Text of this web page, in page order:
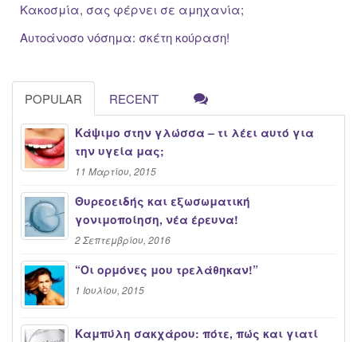
Κακοσμία, σας φέρνει σε αμηχανία;
Αυτοάνοσο νόσημα: σκέτη κούραση!
POPULAR RECENT
Κάψιμο στην γλώσσα – τι λέει αυτό για
την υγεία μας;
11 Μαρτίου, 2015
Θυρεοειδής και εξωσωματική
γονιμοποίηση, νέα έρευνα!
2 Σεπτεμβρίου, 2016
“Oι ορμόνες μου τρελάθηκαν!”
1 Ιουλίου, 2015
Καμπύλη σακχάρου: πότε, πώς και γιατί